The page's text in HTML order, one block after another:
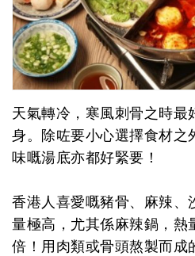
天氣轉冷，寒風刺骨之時最
身。除咗要小心選擇食材之
味嘅湯底亦都好緊要！
香港人喜愛嘅豬骨、麻辣、
量極高，尤其係麻辣鍋，熱
倍！用肉類或骨頭熬製而成